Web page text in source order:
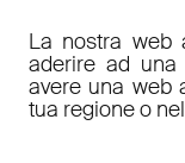
La nostra web
aderire ad
avere una web
tua regione o